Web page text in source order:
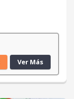
Ver Más